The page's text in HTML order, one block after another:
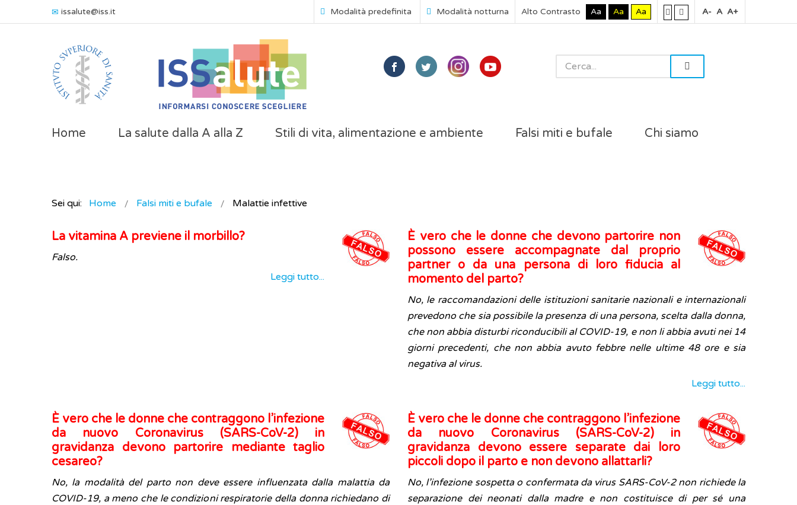
issalute@iss.it Modalità predefinita Modalità notturna Alto Contrasto Aa Aa Aa A- A A+
Home La salute dalla A alla Z Stili di vita, alimentazione e ambiente Falsi miti e bufale Chi siamo
Sei qui: Home Falsi miti e bufale Malattie infettive
La vitamina A previene il morbillo?
Falso.
Leggi tutto...
È vero che le donne che devono partorire non
possono essere accompagnate dal proprio
partner o da una persona di loro fiducia al
momento del parto?
No, le raccomandazioni delle istituzioni sanitarie nazionali e internazionali
prevedono che sia possibile la presenza di una persona, scelta dalla donna,
che non abbia disturbi riconducibili al COVID-19, e non li abbia avuti nei 14
giorni precedenti, che non abbia avuto febbre nelle ultime 48 ore e sia
negativa al virus.
Leggi tutto...
È vero che le donne che contraggono l’infezione
da nuovo Coronavirus (SARS-CoV-2) in
gravidanza devono partorire mediante taglio
cesareo?
No, la modalità del parto non deve essere influenzata dalla malattia da
COVID-19, a meno che le condizioni respiratorie della donna richiedano di
È vero che le donne che contraggono l’infezione
da nuovo Coronavirus (SARS-CoV-2) in
gravidanza devono essere separate dai loro
piccoli dopo il parto e non devono allattarli?
No, l’infezione sospetta o confermata da virus SARS-CoV-2 non richiede la
separazione dei neonati dalla madre e non costituisce di per sé una